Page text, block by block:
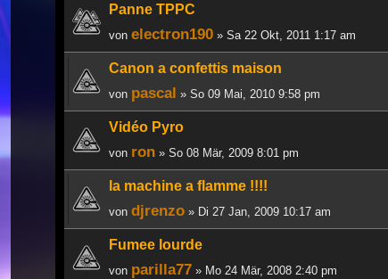
Panne TPPC
von electron190 » Sa 22 Okt, 2011 1:17 am
Canon a confettis maison
von pascal » So 09 Mai, 2010 9:58 pm
Vidéo Pyro
von ron » So 08 Mär, 2009 8:01 pm
la machine a flamme !!!!
von djrenzo » Di 27 Jan, 2009 10:17 am
Fumee lourde
von parilla77 » Mo 24 Mär, 2008 2:40 pm